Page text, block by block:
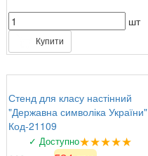
шт
Купити
Стенд для класу настінний
"Державна символіка України"
Код-21109
✓ Доступно★★★★★